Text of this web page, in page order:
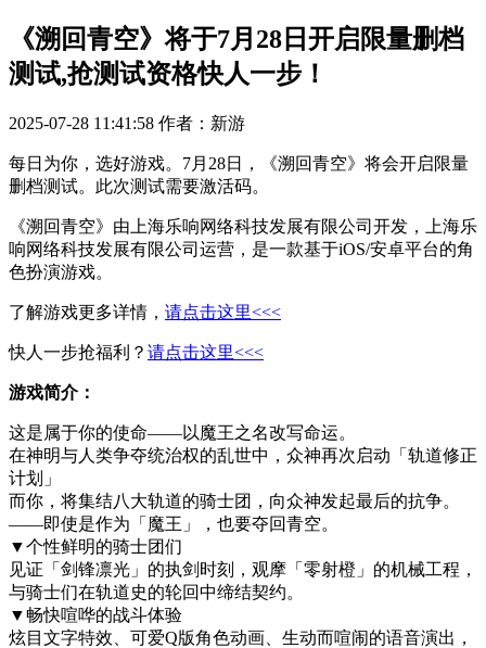
《溯回青空》将于7月28日开启限量删档
测试,抢测试资格快人一步！
2025-07-28 11:41:58 作者：新游
每日为你，选好游戏。7月28日，《溯回青空》将会开启限量
删档测试。此次测试需要激活码。
《溯回青空》由上海乐响网络科技发展有限公司开发，上海乐
响网络科技发展有限公司运营，是一款基于iOS/安卓平台的角
色扮演游戏。
了解游戏更多详情， 请点击这里<<<
快人一步抢福利？ 请点击这里<<<
游戏简介：
这是属于你的使命——以魔王之名改写命运。
在神明与人类争夺统治权的乱世中，众神再次启动「轨道修正
计划」
而你，将集结八大轨道的骑士团，向众神发起最后的抗争。
——即使是作为「魔王」，也要夺回青空。
▼个性鲜明的骑士团们
见证「剑锋凛光」的执剑时刻，观摩「零射橙」的机械工程，
与骑士们在轨道史的轮回中缔结契约。
▼畅快喧哗的战斗体验
炫目文字特效、可爱Q版角色动画、生动而喧闹的语音演出，